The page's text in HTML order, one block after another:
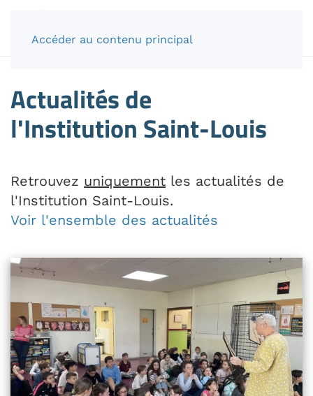
Accéder au contenu principal
Actualités de
l'Institution Saint-Louis
Retrouvez uniquement les actualités de
l'Institution Saint-Louis.
Voir l'ensemble des actualités